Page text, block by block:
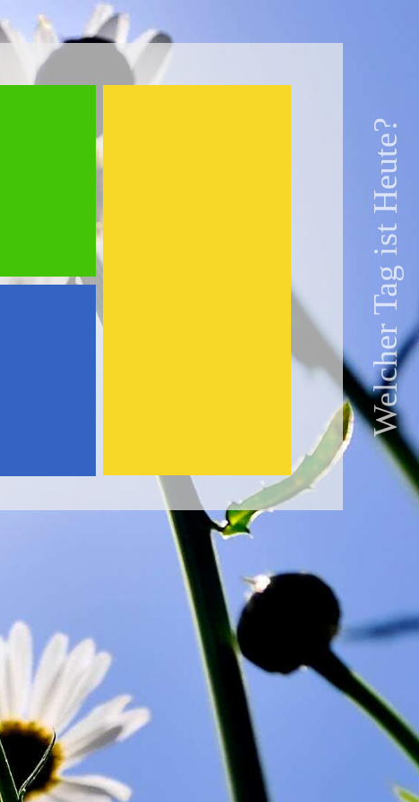
Welcher Tag ist Heute?